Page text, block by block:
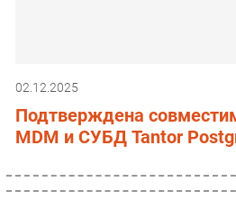
02.12.2025
Подтверждена
MDM и СУБД Tantor